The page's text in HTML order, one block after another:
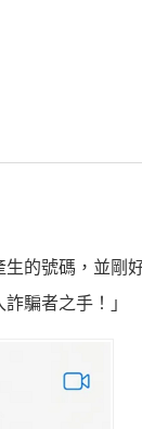
的號碼，並剛
騙者之手！」